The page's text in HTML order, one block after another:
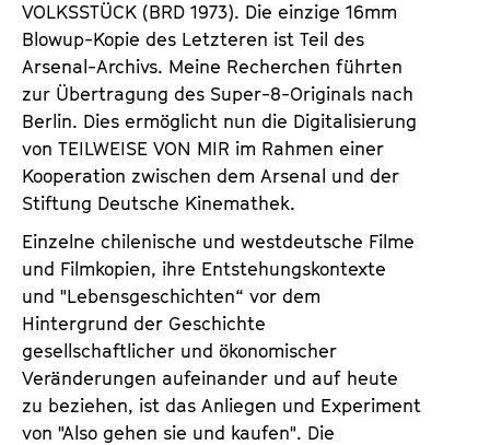
VOLKSSTÜCK (BRD 1973). Die einzige 16mm
Blowup-Kopie des Letzteren ist Teil des
Arsenal-Archivs. Meine Recherchen führten
zur Übertragung des Super-8-Originals nach
Berlin. Dies ermöglicht nun die Digitalisierung
von TEILWEISE VON MIR im Rahmen einer
Kooperation zwischen dem Arsenal und der
Stiftung Deutsche Kinemathek.
Einzelne chilenische und westdeutsche Filme
und Filmkopien, ihre Entstehungskontexte
und "Lebensgeschichten“ vor dem
Hintergrund der Geschichte
gesellschaftlicher und ökonomischer
Veränderungen aufeinander und auf heute
zu beziehen, ist das Anliegen und Experiment
von "Also gehen sie und kaufen". Die